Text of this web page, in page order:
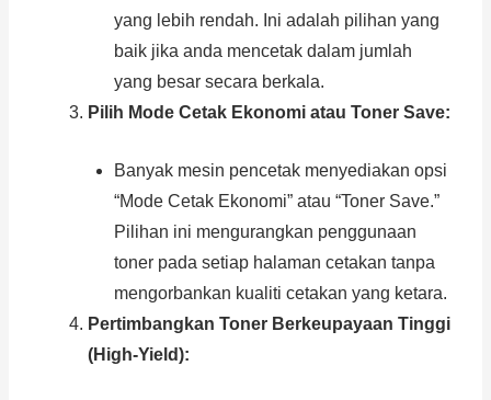
yang lebih rendah. Ini adalah pilihan yang
baik jika anda mencetak dalam jumlah
yang besar secara berkala.
Pilih Mode Cetak Ekonomi atau Toner Save:
Banyak mesin pencetak menyediakan opsi
“Mode Cetak Ekonomi” atau “Toner Save.”
Pilihan ini mengurangkan penggunaan
toner pada setiap halaman cetakan tanpa
mengorbankan kualiti cetakan yang ketara.
Pertimbangkan Toner Berkeupayaan Tinggi
(High-Yield):